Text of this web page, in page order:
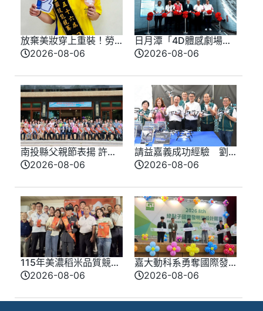
放棄美妝穿上重裝！勞
動部南分署16歲女銲將
2026-08-06
日月潭「4D體感劇場」
震撼登場 日管處打造五
新體驗
2026-08-06
南投縣父親節表揚 許淑
華肯定模範父親感謝付
2026-08-06
請益嘉義成功經驗 劉
建國端三大政見打造
2026-08-06
115年美濃稻米品質競賽
開跑 高雄147論壇揭開
2026-08-06
嘉大動科系勇奪國際發
明金牌 AI慧眼助攻智
2026-08-06